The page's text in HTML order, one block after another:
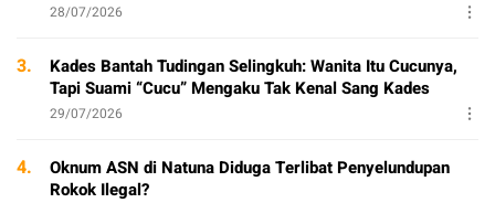
28/07/2026
3.
Kades Bantah Tudingan Selingkuh: Wanita Itu Cucunya,
Tapi Suami “Cucu” Mengaku Tak Kenal Sang Kades
29/07/2026
4.
Oknum ASN di Natuna Diduga Terlibat Penyelundupan
Rokok Ilegal?